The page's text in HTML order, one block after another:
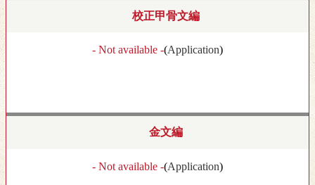
校正甲骨文編
- Not available -(Application)
金文編
- Not available -(Application)